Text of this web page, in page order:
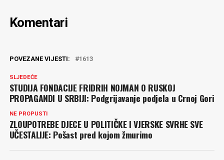
Komentari
POVEZANE VIJESTI: 1613
SLJEDEĆE
STUDIJA FONDACIJE FRIDRIH NOJMAN O RUSKOJ
PROPAGANDI U SRBIJI: Podgrijavanje podjela u Crnoj Gori
NE PROPUSTI
ZLOUPOTREBE DJECE U POLITIČKE I VJERSKE SVRHE SVE
UČESTALIJE: Pošast pred kojom žmurimo